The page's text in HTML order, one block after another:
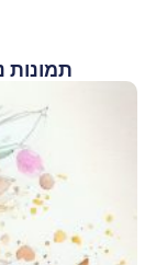
תמונות